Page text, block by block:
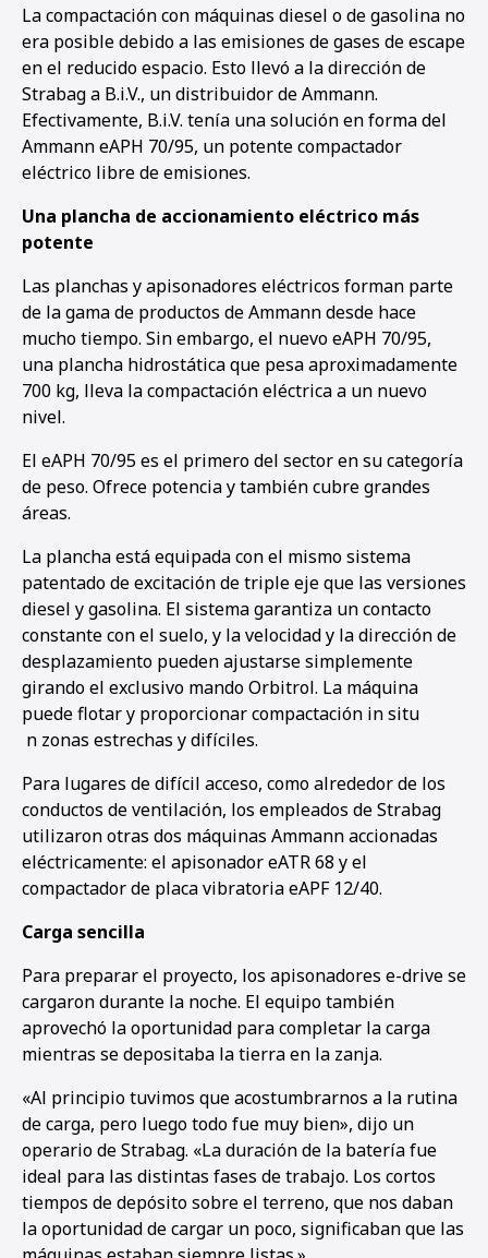
La compactación con máquinas diesel o de gasolina no
era posible debido a las emisiones de gases de escape
en el reducido espacio. Esto llevó a la dirección de
Strabag a B.i.V., un distribuidor de Ammann.
Efectivamente, B.i.V. tenía una solución en forma del
Ammann eAPH 70/95, un potente compactador
eléctrico libre de emisiones.
Una plancha de accionamiento eléctrico más
potente
Las planchas y apisonadores eléctricos forman parte
de la gama de productos de Ammann desde hace
mucho tiempo. Sin embargo, el nuevo eAPH 70/95,
una plancha hidrostática que pesa aproximadamente
700 kg, lleva la compactación eléctrica a un nuevo
nivel.
El eAPH 70/95 es el primero del sector en su categoría
de peso. Ofrece potencia y también cubre grandes
áreas.
La plancha está equipada con el mismo sistema
patentado de excitación de triple eje que las versiones
diesel y gasolina. El sistema garantiza un contacto
constante con el suelo, y la velocidad y la dirección de
desplazamiento pueden ajustarse simplemente
girando el exclusivo mando Orbitrol. La máquina
puede flotar y proporcionar compactación in situ
n zonas estrechas y difíciles.
Para lugares de difícil acceso, como alrededor de los
conductos de ventilación, los empleados de Strabag
utilizaron otras dos máquinas Ammann accionadas
eléctricamente: el apisonador eATR 68 y el
compactador de placa vibratoria eAPF 12/40.
Carga sencilla
Para preparar el proyecto, los apisonadores e-drive se
cargaron durante la noche. El equipo también
aprovechó la oportunidad para completar la carga
mientras se depositaba la tierra en la zanja.
«Al principio tuvimos que acostumbrarnos a la rutina
de carga, pero luego todo fue muy bien», dijo un
operario de Strabag. «La duración de la batería fue
ideal para las distintas fases de trabajo. Los cortos
tiempos de depósito sobre el terreno, que nos daban
la oportunidad de cargar un poco, significaban que las